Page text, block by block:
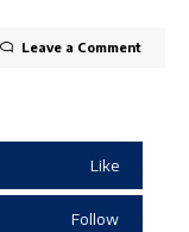
Leave a Comment
Like
Follow